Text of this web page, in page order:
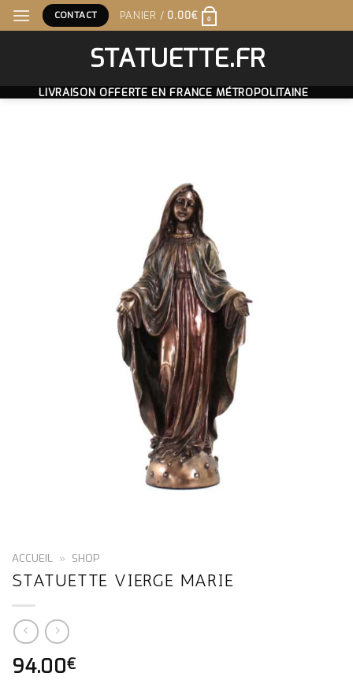
Skip
to
CONTACT PANIER / 0.00€ 0
STATUETTE.FR
LIVRAISON OFFERTE EN FRANCE MÉTROPOLITAINE
ACCUEIL » SHOP
STATUETTE VIERGE MARIE
94.00€